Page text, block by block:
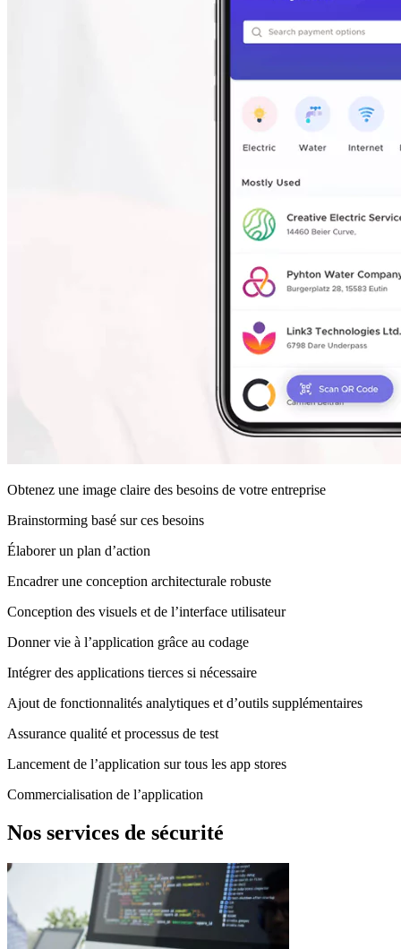
Obtenez une image claire des besoins de votre entreprise
Brainstorming basé sur ces besoins
Élaborer un plan d’action
Encadrer une conception architecturale robuste
Conception des visuels et de l’interface utilisateur
Donner vie à l’application grâce au codage
Intégrer des applications tierces si nécessaire
Ajout de fonctionnalités analytiques et d’outils supplémentaires
Assurance qualité et processus de test
Lancement de l’application sur tous les app stores
Commercialisation de l’application
Nos services de sécurité